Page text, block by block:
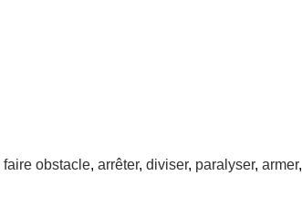
faire obstacle, arrêter, diviser, paralyser, armer,